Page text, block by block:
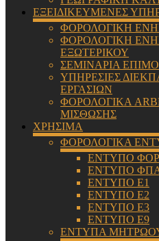
ΕΞΕΙΔΙΚΕΥΜΕΝΕΣ
ΦΟΡΟΛΟΓΙΚΗ
ΦΟΡΟΛΟΓΙΚΗ
ΕΞΩΤΕΡΙΚΟΥ
ΣΕΜΙΝΑΡΙΑ
ΥΠΗΡΕΣΙΕΣ
ΕΡΓΑΣΙΩΝ
ΦΟΡΟΛΟΓΙΚΑ
ΜΙΣΘΩΣΗΣ
ΧΡΗΣΙΜΑ
ΦΟΡΟΛΟΓΙΚΑ
ΕΝΤΥΠΟ
ΕΝΤΥΠΟ
ΕΝΤΥΠΟ Ε1
ΕΝΤΥΠΟ Ε2
ΕΝΤΥΠΟ Ε3
ΕΝΤΥΠΟ Ε9
ΕΝΤΥΠΑ